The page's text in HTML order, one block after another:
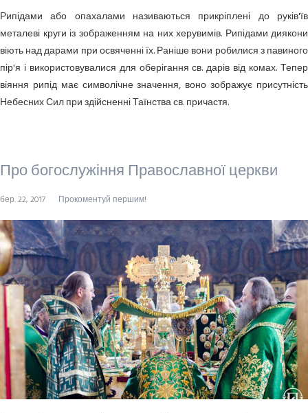
Рипідамиабо опахалами називаються прикріплені до руків'їв
металеві круги із зображенням на них херувимів. Рипідами диякони
віють над дарами при освяченні їх. Раніше вони робилися з павиного
пір'я і використовувалися для оберігання св. дарів від комах. Тепер
віяння рипід має символічне значення, воно зображує присутність
Небесних Сил при здійсненні Таїнства св. причастя.
Про богослужіння Православної церкви
бер. 22, 2017 Прокоментуй першим!